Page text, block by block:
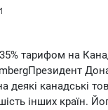
тарифом на
деякі канадські
інших країн.